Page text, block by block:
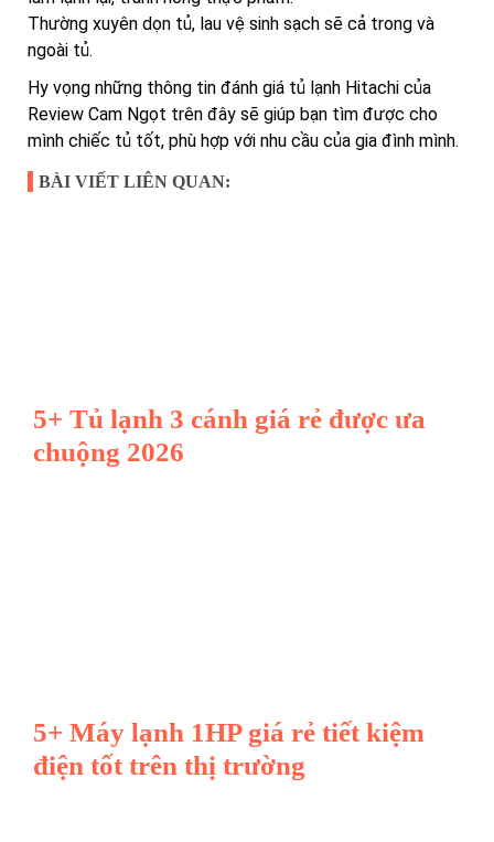
Thường xuyên dọn tủ, lau vệ sinh sạch sẽ cả trong và
ngoài tủ.
Hy vọng những thông tin đánh giá tủ lạnh Hitachi của
Review Cam Ngọt trên đây sẽ giúp bạn tìm được cho
mình chiếc tủ tốt, phù hợp với nhu cầu của gia đình mình.
BÀI VIẾT LIÊN QUAN:
5+ Tủ lạnh 3 cánh giá rẻ được ưa
chuộng 2026
5+ Máy lạnh 1HP giá rẻ tiết kiệm
điện tốt trên thị trường